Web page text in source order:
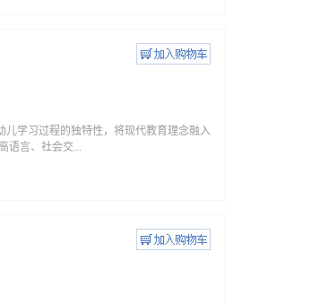
儿学习过程的独特性，将现代教育理念融入
语言、社会交...